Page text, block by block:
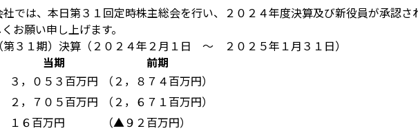
では、本日第３１回定時株主総会を行い、２０２４年度決算及び新役員が承認
お願い申し上げます。
第３１期）決算（２０２４年２月１日 ～ ２０２５年１月３１日）
当期
前期
３，０５３百万円
（２，８７４百万円）
２，７０５百万円
（２，６７１百万円）
１６百万円
（▲９２百万円）